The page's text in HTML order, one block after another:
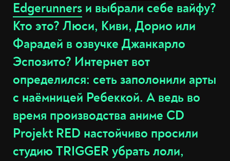
Edgerunners и выбрали себе вайфу?
Кто это? Люси, Киви, Дорио или
Фарадей в озвучке Джанкарло
Эспозито? Интернет вот
определился: сеть заполонили арты
с наёмницей Ребеккой. А ведь во
время производства аниме CD
Projekt RED настойчиво просили
студию TRIGGER убрать лоли,